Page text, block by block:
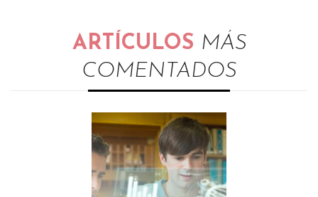
ARTÍCULOS MÁS
COMENTADOS